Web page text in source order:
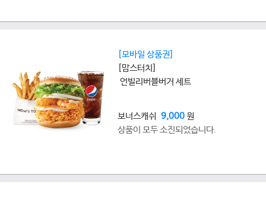
[모바일 상품권]
[맘스터치]
언빌리버블버거 세트
보너스캐쉬 9,000원
상품이 모두 소진되었습니다.